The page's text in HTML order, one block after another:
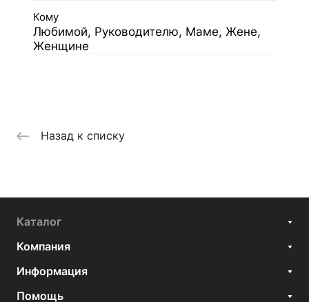
Кому
Любимой, Руководителю, Маме, Жене,
Женщине
Назад к списку
Каталог
Компания
Информация
Помощь